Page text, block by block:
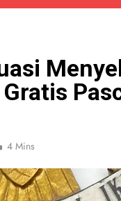
Hydrogen RAHO
Pijat, Polres
Pejabat Terlibat
Di Momen
KE 7,
Pemasok BHP
4 Mins